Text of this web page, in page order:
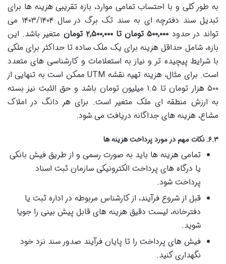
به طور کلی و با احتساب تمامی موارد، بازه تقریبی هزینه ها برای
تبدیل سند دفترچه ای به سند تک برگ در سال ۱۴۰۳/۱۴۰۴ می
تواند در حدود ۵۰۰,۰۰۰ تومان تا ۲,۵۰۰,۰۰۰ تومان
متغیر باشد. این
بازه، شامل حداقل هزینه برای یک ملک ساده تا حداکثر برای ملکی
با شرایط پیچیده تر و نیاز به استعلامات و کارشناسی های متعدد
است. برای مثال، هزینه تهیه نقشه UTM ممکن است به تنهایی از
۵۰۰ هزار تومان تا ۱.۵ میلیون تومان باشد و حق الثبت نیز بسته
به ارزش منطقه ای ملک متغیر است. برای هر دانگ در املاک
مشاع، هزینه های جداگانه دریافت می شود.
۶.۳. نکات مهم در مورد پرداخت هزینه ها
تمامی هزینه ها باید به صورت رسمی و از طریق فیش بانکی
یا درگاه های پرداخت الکترونیکی سازمان ثبت اسناد
پرداخت شود.
قبل از شروع فرآیند، از کارشناس مربوطه در اداره ثبت یا
دفترخانه، لیست دقیق هزینه های قابل پیش بینی را جویا
شوید.
فیش های پرداخت را تا پایان فرآیند صدور سند نزد خود
نگهداری کنید.